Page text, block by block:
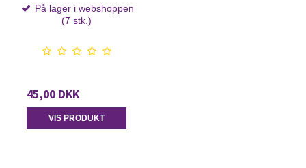
På lager i webshoppen
(7 stk.)
45,00 DKK
VIS PRODUKT